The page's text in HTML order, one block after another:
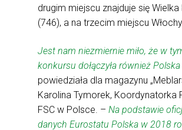
drugim miejscu znajduje się Wielka
(746), a na trzecim miejscu
Jest nam niezmiernie miło, że w
konkursu dołączyła również Polska
powiedziała dla magazynu
Karolina Tymorek, Koordynatorka
FSC w Polsce. – Na podstawie
danych Eurostatu Polska w 2018